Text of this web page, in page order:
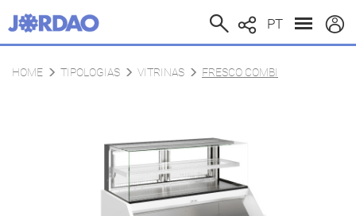
PT
HOME TIPOLOGIAS VITRINAS FRESCO COMBI